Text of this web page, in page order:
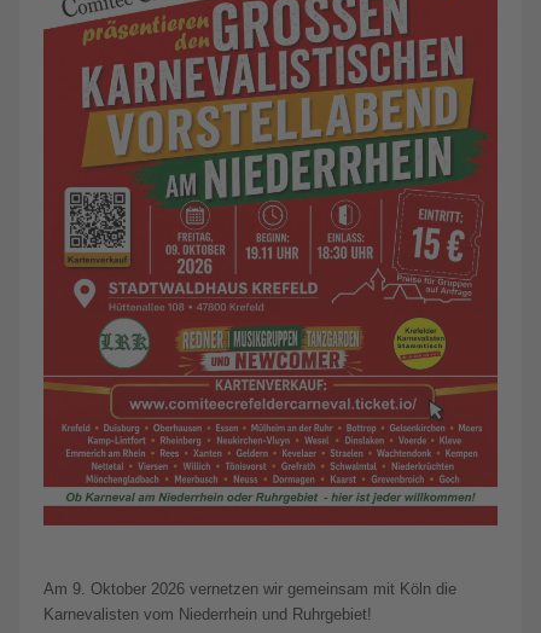
Am 9. Oktober 2026 vernetzen wir gemeinsam mit Köln die
Karnevalisten vom Niederrhein und Ruhrgebiet!